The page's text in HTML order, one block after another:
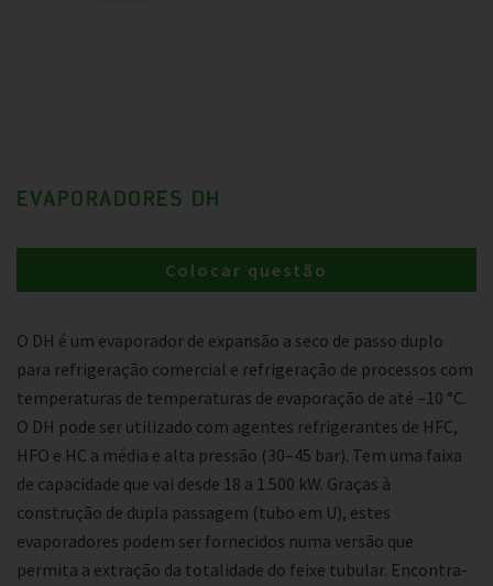
EVAPORADORES DH
O DH é um evaporador de expansão a seco de passo duplo
para refrigeração comercial e refrigeração de processos com
temperaturas de temperaturas de evaporação de até –10 °C.
O DH pode ser utilizado com agentes refrigerantes de HFC,
HFO e HC a média e alta pressão (30–45 bar). Tem uma faixa
de capacidade que vai desde 18 a 1.500 kW. Graças à
construção de dupla passagem (tubo em U), estes
evaporadores podem ser fornecidos numa versão que
permita a extração da totalidade do feixe tubular. Encontra-
Colocar questão